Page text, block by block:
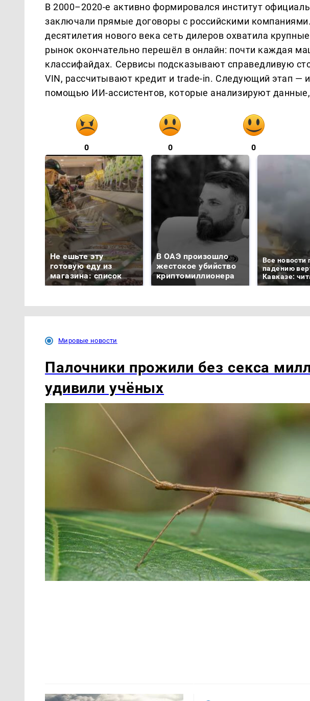
В 2000–2020-е активно формировался институт
заключали прямые договоры с российскими
десятилетия нового века сеть дилеров охватила
рынок окончательно перешёл в онлайн: почти каждая
классифайдах. Сервисы подсказывают справедливую
VIN, рассчитывают кредит и trade-in. Следующий этап —
помощью ИИ-ассистентов, которые анализируют
0 0 0
Не ешьте эту
готовую еду из
магазина: список
В ОАЭ произошло
жестокое убийство
криптомиллионера
Все новости
падению
Кавказе:
Мировые новости
Палочники прожили без секса
удивили учёных